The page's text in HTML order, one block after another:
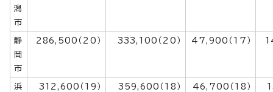
潟
市
静
岡
市
286,500（20） 333,100（20） 47,900（17）
浜
312,600（19） 359,600（18） 46,700（18）